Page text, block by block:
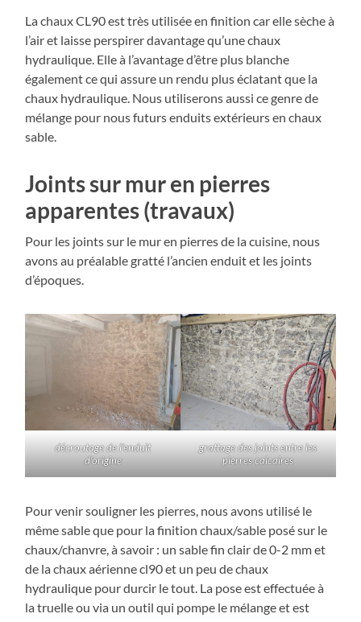
La chaux CL90 est très utilisée en finition car elle sèche à
l’air et laisse perspirer davantage qu’une chaux
hydraulique. Elle à l’avantage d’être plus blanche
également ce qui assure un rendu plus éclatant que la
chaux hydraulique. Nous utiliserons aussi ce genre de
mélange pour nous futurs enduits extérieurs en chaux
sable.
Joints sur mur en pierres
apparentes (travaux)
Pour les joints sur le mur en pierres de la cuisine, nous
avons au préalable gratté l’ancien enduit et les joints
d’époques.
décroutage de l’enduit
d’origine
grattage des joints entre les
pierres calcaires
Pour venir souligner les pierres, nous avons utilisé le
même sable que pour la finition chaux/sable posé sur le
chaux/chanvre, à savoir : un sable fin clair de 0-2 mm et
de la chaux aérienne cl90 et un peu de chaux
hydraulique pour durcir le tout. La pose est effectuée à
la truelle ou via un outil qui pompe le mélange et est